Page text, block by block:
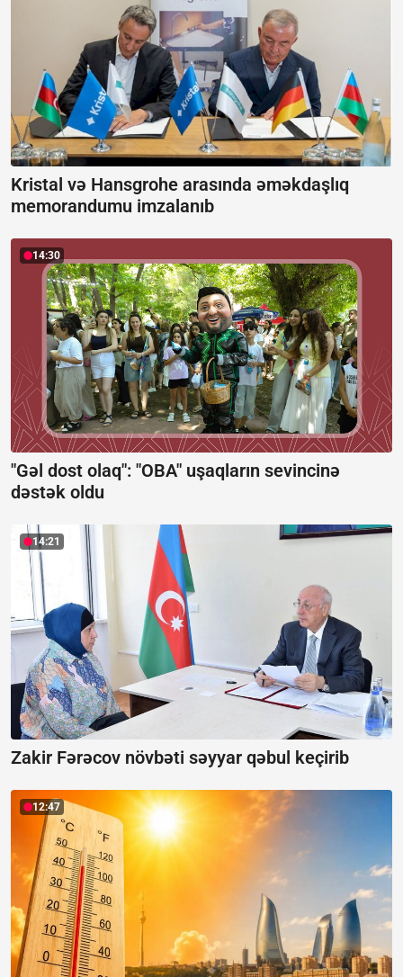
Kristal və Hansgrohe arasında əməkdaşlıq
memorandumu imzalanıb
14:30
"Gəl dost olaq": "OBA" uşaqların sevincinə
dəstək oldu
14:21
Zakir Fərəcov növbəti səyyar qəbul keçirib
12:47